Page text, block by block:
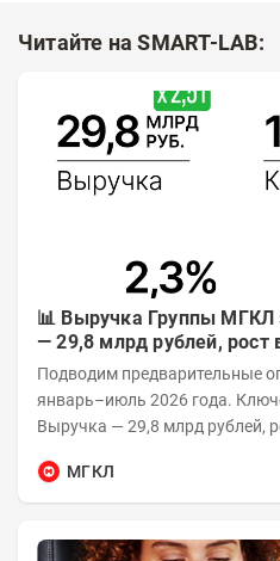
Читайте на SMART-LAB:
📊 Выручка Группы МГКЛ
— 29,8 млрд рублей, рост
Подводим предварительные
январь–июль 2026 года. Ключевые показатели: 💰
Выручка — 29,8 млрд рублей, рост в 2,5 раза к прошлому
МГКЛ